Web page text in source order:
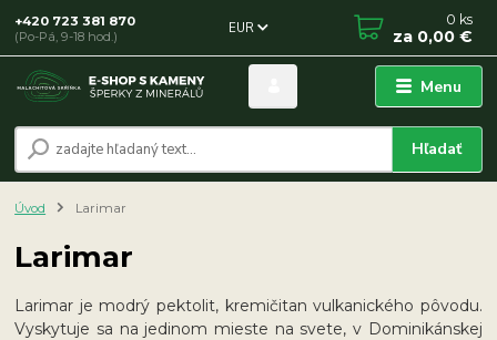
Menu
EUR
Hľadať
+420 723 381 870
(Po-Pá, 9-18 hod.)
0 ks
za 0,00 €
Úvod Larimar
Larimar
Larimar je modrý pektolit, kremičitan vulkanického pôvodu.
Vyskytuje sa na jedinom mieste na svete, v Dominikánskej